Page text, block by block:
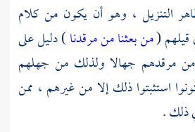
التنزيل ، وهو أن يكون من كلام
قيلهم (من بعثنا من مرقدنا) دليل على
من مرقدهم جهالا ولذلك من جهلهم
استثبتوا ذلك إلا من غيرهم ، ممن
ذلك .